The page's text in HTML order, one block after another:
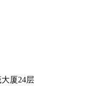
厦24层